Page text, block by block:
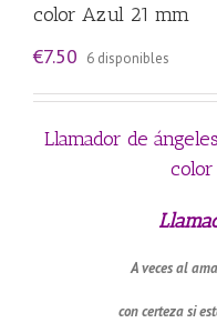
color Azul 21 mm
€7.50 6 disponibles
Llamador de
A veces al
con certeza si